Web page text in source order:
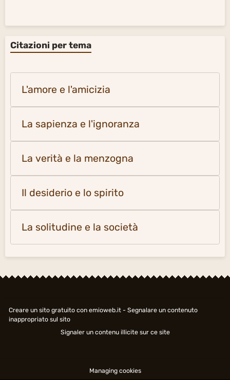
Citazioni per tema
L'amore e l'amicizia
La sapienza e l'ignoranza
La verità e la menzogna
Il desiderio e lo spirito
La solitudine e la società
Creare un sito gratuito con emioweb.it - Segnalare un contenuto
inappropriato sul sito
Signaler un contenu illicite sur ce site
Managing cookies